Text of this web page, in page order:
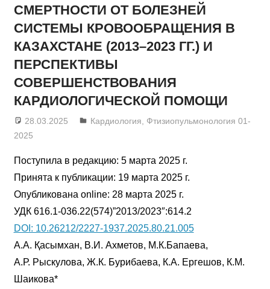
СМЕРТНОСТИ ОТ БОЛЕЗНЕЙ
СИСТЕМЫ КРОВООБРАЩЕНИЯ В
КАЗАХСТАНЕ (2013–2023 ГГ.) И
ПЕРСПЕКТИВЫ
СОВЕРШЕНСТВОВАНИЯ
КАРДИОЛОГИЧЕСКОЙ ПОМОЩИ
28.03.2025 admin
Кардиология
Фтизиопульмонология 01-
2025
Поступила в редакцию: 5 марта 2025 г.
Принята к публикации: 19 марта 2025 г.
Опубликована online: 28 марта 2025 г.
УДК 616.1-036.22(574)”2013/2023″:614.2
DOI: 10.26212/2227-1937.2025.80.21.005
А.А. Қасымхан, В.И. Ахметов, М.К.Бапаева,
А.Р. Рыскулова, Ж.К. Бурибаева, К.А. Ергешов, К.М.
Шаикова*